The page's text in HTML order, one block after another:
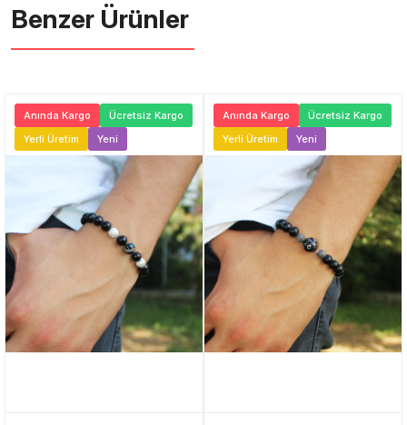
Benzer Ürünler ️
Anında Kargo
Ücretsiz Kargo
Yerli Üretim
Yeni
Anında Kargo
Ücretsiz Kargo
Yerli Üretim
Yeni